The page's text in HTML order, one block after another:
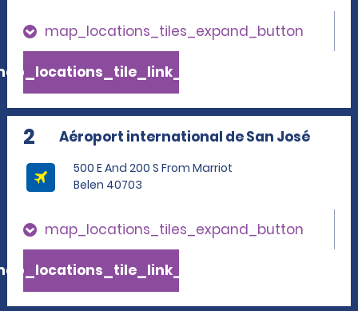
map_locations_tiles_expand_button
2 Aéroport international de San José
500 E And 200 S From Marriot
Belen 40703
map_locations_tiles_expand_button